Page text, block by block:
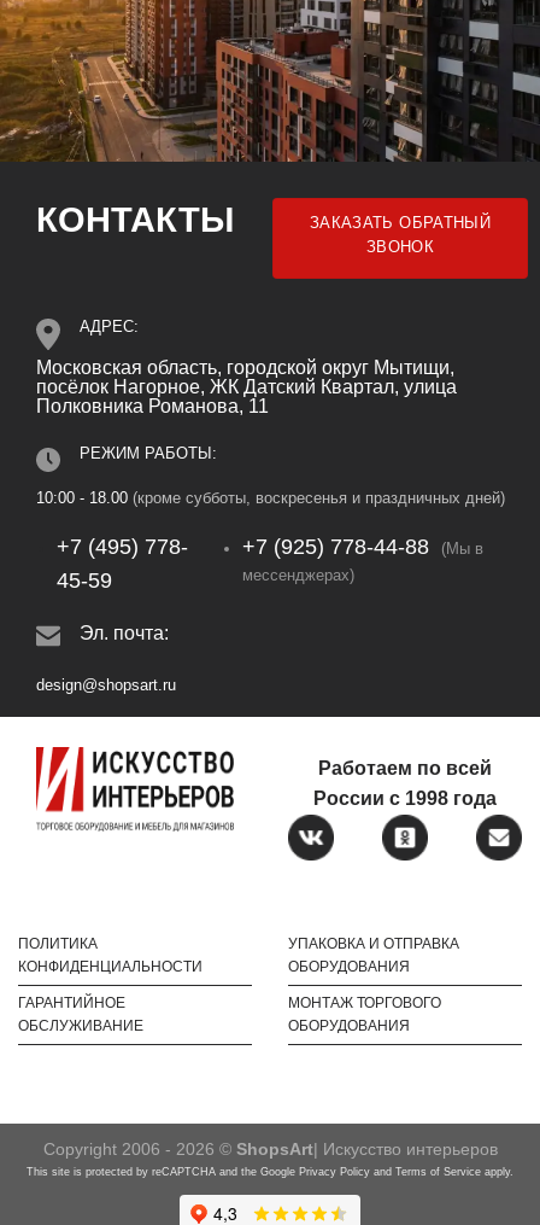
КОНТАКТЫ
ЗАКАЗАТЬ ОБРАТНЫЙ
ЗВОНОК
АДРЕС:
Московская область, городской округ Мытищи,
посёлок Нагорное, ЖК Датский Квартал, улица
Полковника Романова, 11
РЕЖИМ РАБОТЫ:
10:00 - 18.00 (кроме субботы, воскресенья и праздничных дней)
+7 (495) 778-
45-59
+7 (925) 778‑44‑88
(Мы в
мессенджерах)
Эл. почта:
design@shopsart.ru
Работаем по всей
России с 1998 года
ПОЛИТИКА
КОНФИДЕНЦИАЛЬНОСТИ
ГАРАНТИЙНОЕ
ОБСЛУЖИВАНИЕ
УПАКОВКА И ОТПРАВКА
ОБОРУДОВАНИЯ
МОНТАЖ ТОРГОВОГО
ОБОРУДОВАНИЯ
Copyright 2006 - 2026 © ShopsArt| Искусство интерьеров
This site is protected by reCAPTCHA and the Google Privacy Policy and Terms of Service apply.